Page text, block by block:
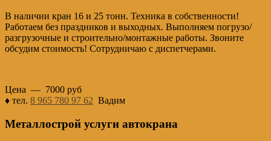
В наличии кран 16 и 25 тонн. Техника в собственности!
Работаем без праздников и выходных. Выполняем погрузо/
разгрузочные и строительно/монтажные работы. Звоните
обсудим стоимость! Сотрудничаю с диспетчерами.
Цена — 7000 руб
♦ тел. 8 965 780 97 62 Вадим
Металлострой услуги автокрана